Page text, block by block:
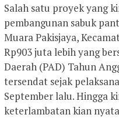
Salah satu proyek yang
pembangunan sabuk
Muara Pakisjaya,
Rp903 juta lebih yang
Daerah (PAD) Tahun
tersendat sejak
September lalu. Hingga
keterlambatan kian